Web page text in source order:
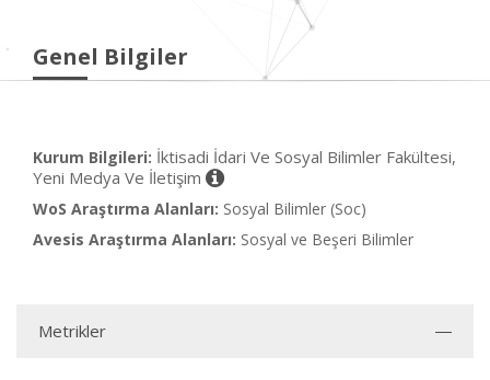
Genel Bilgiler
Kurum Bilgileri: İktisadi İdari Ve Sosyal Bilimler Fakültesi,
Yeni Medya Ve İletişim
WoS Araştırma Alanları: Sosyal Bilimler (Soc)
Avesis Araştırma Alanları: Sosyal ve Beşeri Bilimler
Metrikler